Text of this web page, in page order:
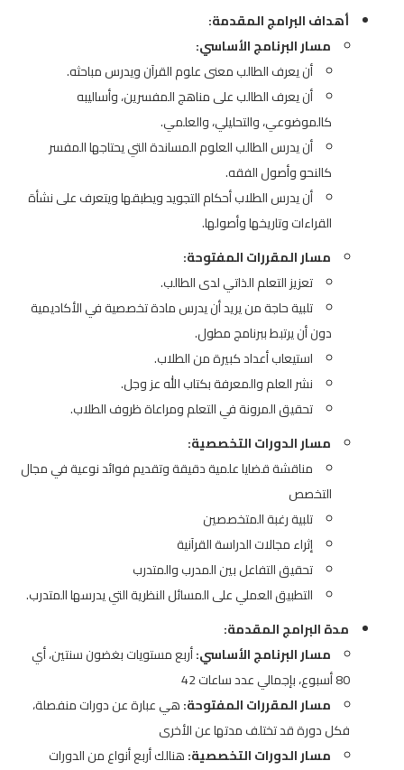
أهداف البرامج المقدمة:
مسار البرنامج الأساسي:
أن يعرف الطالب معنى علوم القرآن ويدرس مباحثه.
أن يعرف الطالب على مناهج المفسرين، وأساليبه
كالموضوعي، والتحليلي، والعلمي.
أن يدرس الطالب العلوم المساندة التي يحتاجها المفسر
كالنحو وأصول الفقه.
أن يدرس الطلاب أحكام التجويد ويطبقها ويتعرف على نشأة
القراءات وتاريخها وأصولها.
مسار المقررات المفتوحة:
تعزيز التعلم الذاتي لدى الطالب.
تلبية حاجة من يريد أن يدرس مادة تخصصية في الأكاديمية
دون أن يرتبط ببرنامج مطول.
استيعاب أعداد كبيرة من الطلاب.
نشر العلم والمعرفة بكتاب الله عز وجل.
تحقيق المرونة في التعلم ومراعاة ظروف الطلاب.
مسار الدورات التخصصية:
مناقشة قضايا علمية دقيقة وتقديم فوائد نوعية في مجال
التخصص
تلبية رغبة المتخصصين
إثراء مجالات الدراسة القرآنية
تحقيق التفاعل بين المدرب والمتدرب
التطبيق العملي على المسائل النظرية التي يدرسها المتدرب.
مدة البرامج المقدمة:
مسار البرنامج الأساسي:أربع مستويات بغضون سنتين، أي
80 أسبوع، بإجمالي عدد ساعات 42
مسار المقررات المفتوحة:هي عبارة عن دورات منفصلة،
فكل دورة قد تختلف مدتها عن الأخرى
مسار الدورات التخصصية:هنالك أربع أنواع من الدورات